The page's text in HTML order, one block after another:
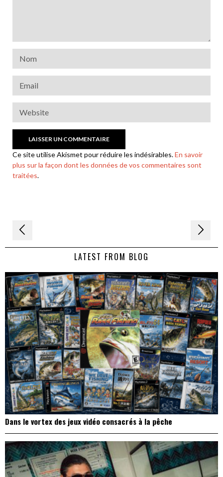
Ce site utilise Akismet pour réduire les indésirables.En savoir
plus sur la façon dont les données de vos commentaires sont
traitées.
Navigation
de LATEST FROM BLOG
Dans le vortex des jeux vidéo consacrés à la pêche